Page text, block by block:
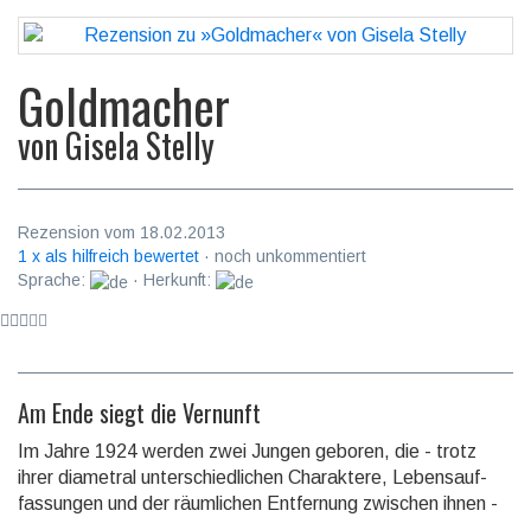
Goldmacher
vonGisela Stelly
Rezension vom 18.02.2013
1 x als hilfreich bewertet · noch unkommentiert
Sprache:
· Herkunft:
Am Ende siegt die Vernunft
Im Jahre 1924 werden zwei Jungen geboren, die - trotz
ihrer diametral unter­schied­lichen Charaktere, Lebens­auf­
fassungen und der räumlichen Entfernung zwischen ihnen -